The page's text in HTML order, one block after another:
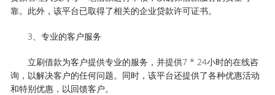
靠。此外，该平台已取得了相关的企业贷款许可证书。
3、专业的客户服务
立刷借款为客户提供专业的服务，并提供7 * 24小时的在线咨
询，以解决客户的任何问题。同时，该平台还提供了各种优惠活动
和特别优惠，以回馈客户。